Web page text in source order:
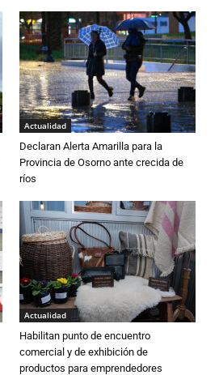
Actualidad
Declaran Alerta Amarilla para la
Provincia de Osorno ante crecida de
ríos
Actualidad
Habilitan punto de encuentro
comercial y de exhibición de
productos para emprendedores